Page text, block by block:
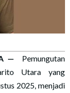
— Pemungutan
Utara yang
2025, menjadi